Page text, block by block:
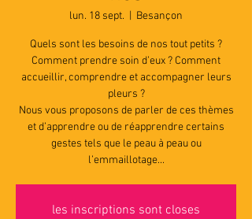
lun. 18 sept. Besançon
Quels sont les besoins de nos tout petits ?
Comment prendre soin d’eux ? Comment
accueillir, comprendre et accompagner leurs
pleurs ?
Nous vous proposons de parler de ces thèmes
et d’apprendre ou de réapprendre certains
gestes tels que le peau à peau ou
l’emmaillotage...
les inscriptions sont closes